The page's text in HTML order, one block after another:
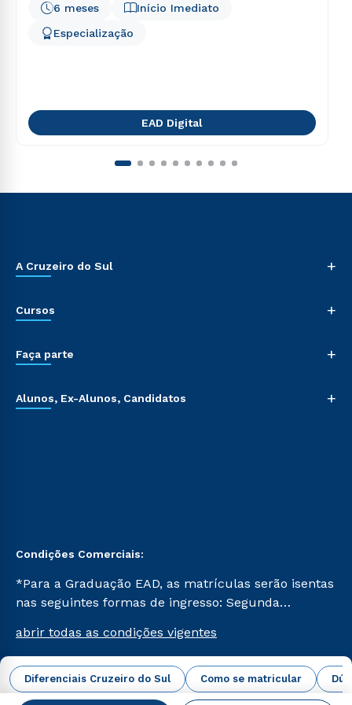
Diferenciais Cruzeiro do Sul Como se matricular
Início Imediato
6 meses
Especialização
EAD Digital
A Cruzeiro do Sul +
Cursos +
Faça parte +
Alunos, Ex-Alunos, Candidatos +
Condições Comerciais:
*Para a Graduação EAD, as matrículas serão isentas
nas seguintes formas de ingresso: Segunda
Já para as demais, a taxa de matrícula será de R$
49. *Para a Pós-graduação EAD, as ofertas
mencionadas são referentes aos cursos: Ensino
Religioso, Geografia para a Docência e Metodologia
abrir todas as condições vigentes
Campus Virtual Cruzeiro do Sul Educacional © 2026 -